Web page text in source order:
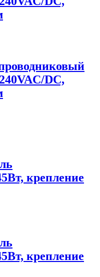
DC,
крепление
крепление